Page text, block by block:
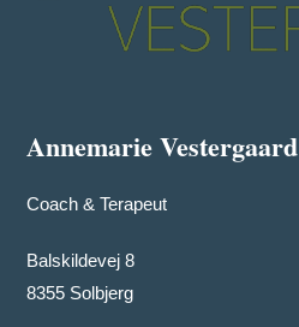
Annemarie Vestergaard
Coach & Terapeut
Balskildevej 8
8355 Solbjerg